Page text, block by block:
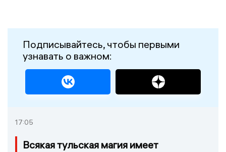
Подписывайтесь, чтобы первыми
узнавать о важном:
17:05
Всякая тульская магия имеет